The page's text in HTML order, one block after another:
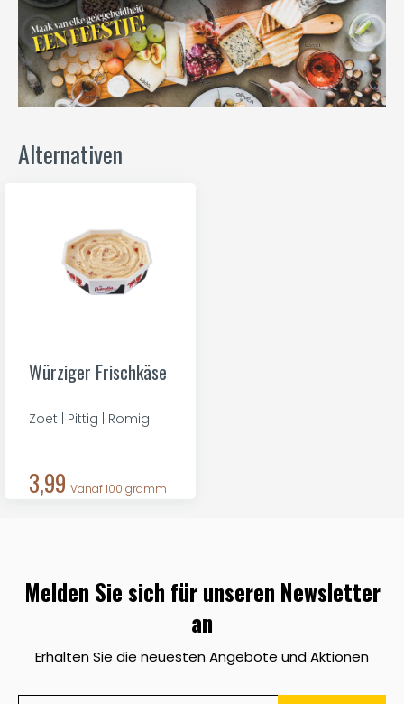
Alternativen
Würziger Frischkäse
Zoet | Pittig | Romig
3,99 Vanaf 100 gramm
Melden Sie sich für unseren Newsletter
an
Erhalten Sie die neuesten Angebote und Aktionen